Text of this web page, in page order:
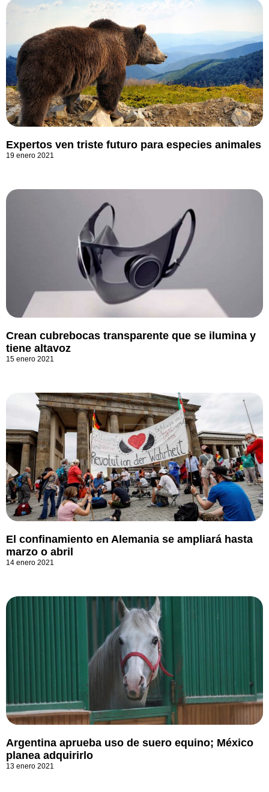
Expertos ven triste futuro para especies animales
19 enero 2021
Crean cubrebocas transparente que se ilumina y
tiene altavoz
15 enero 2021
El confinamiento en Alemania se ampliará hasta
marzo o abril
14 enero 2021
Argentina aprueba uso de suero equino; México
planea adquirirlo
13 enero 2021